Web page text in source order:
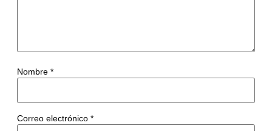
Nombre *
Correo electrónico *